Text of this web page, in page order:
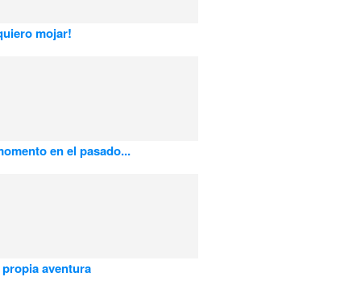
mojar!
en el pasado...
aventura